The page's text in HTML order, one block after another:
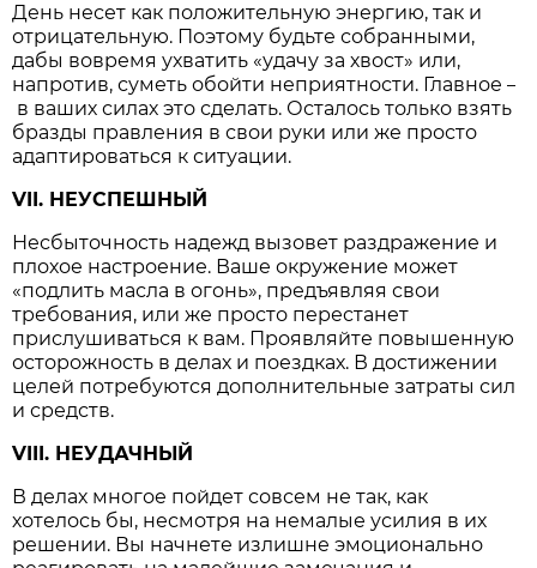
День несет как положительную энергию, так и
отрицательную. Поэтому будьте собранными,
дабы вовремя ухватить «удачу за хвост» или,
напротив, суметь обойти неприятности. Главное–
в ваших силах это сделать. Осталось только взять
бразды правления в свои руки или же просто
адаптироваться к ситуации.
VII. НЕУСПЕШНЫЙ
Несбыточность надежд вызовет раздражение и
плохое настроение. Ваше окружение может
«подлить масла в огонь», предъявляя свои
требования, или же просто перестанет
прислушиваться к вам. Проявляйте повышенную
осторожность в делах и поездках. В достижении
целей потребуются дополнительные затраты сил
и средств.
VIII. НЕУДАЧНЫЙ
В делах многое пойдет совсем не так, как
хотелось бы, несмотря на немалые усилия в их
решении. Вы начнете излишне эмоционально